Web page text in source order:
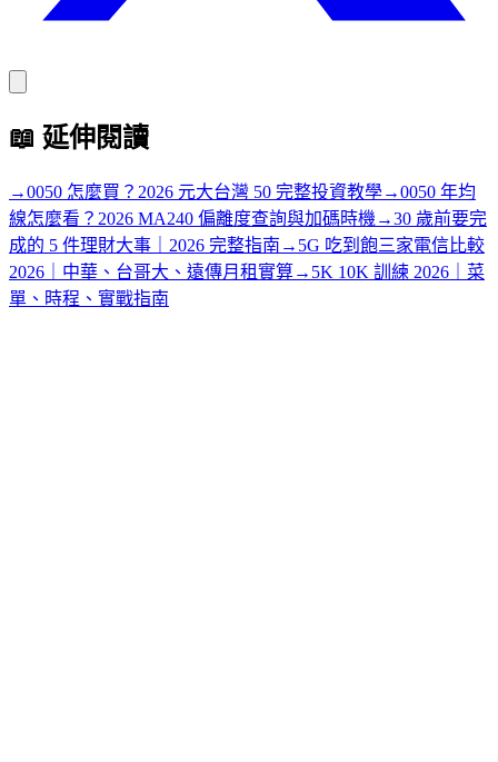
📖 延伸閱讀
→0050 怎麼買？2026 元大台灣 50 完整投資教學→0050 年均
線怎麼看？2026 MA240 偏離度查詢與加碼時機 →30 歲前要完
成的 5 件理財大事｜2026 完整指南 → 5G 吃到飽三家電信比較
2026｜中華、台哥大、遠傳月租實算→ 5K 10K 訓練 2026｜菜
單、時程、實戰指南